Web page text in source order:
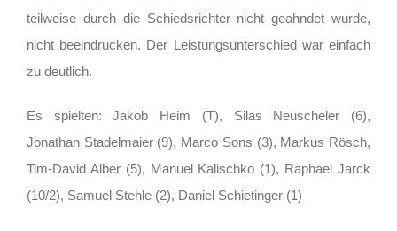
teilweise durch die Schiedsrichter nicht geahndet wurde,
nicht beeindrucken. Der Leistungsunterschied war einfach
zu deutlich.
Es spielten: Jakob Heim (T), Silas Neuscheler (6),
Jonathan Stadelmaier (9), Marco Sons (3), Markus Rösch,
Tim-David Alber (5), Manuel Kalischko (1), Raphael Jarck
(10/2), Samuel Stehle (2), Daniel Schietinger (1)